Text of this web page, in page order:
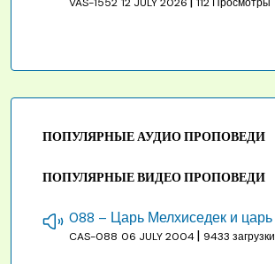
ПОПУЛЯРНЫЕ АУДИО ПРОПОВЕДИ
ПОПУЛЯРНЫЕ ВИДЕО ПРОПОВЕДИ
CAS-088 06 JULY 2004| 9433 загрузки